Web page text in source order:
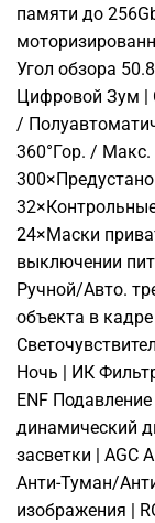
памяти до
Угол обзора
Цифровой Зум |
/
360°Гор. /
24×Маски
выключении
Ручной/Авто.
объекта в
Ночь | ИК
ENF
динамический
засветки | AGC
Анти-Туман/
изображения |